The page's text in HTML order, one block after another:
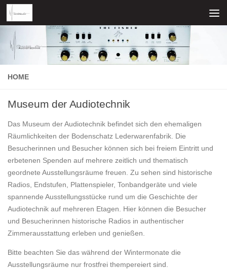
Zum Inhalt springen
HOME
Museum der Audiotechnik
Das Museum der Audiotechnik befindet sich den ehemaligen
Räumlichkeiten der Bodenschatz Lederwarenfabrik. Die
Besucherinnen und Besucher können sich bei freiem Eintritt und
erbetenen Spenden auf mehrere zeitlich und thematisch
geordnete Ausstellungsräume freuen. Zu sehen sind historische
Radios, Endstufen, Plattenspieler, Tonbandgeräte und viele
spannende Ausstellungsstücke rund um die Geschichte der
Audiotechnik auf mehreren Etagen. Hier können die Besucher
und Besucherinnen historische Radios in authentischer
Zimmerausstattung erleben und genießen.
Bitte beachten Sie das während der Wintermonate die
Ausstellungsräume nur frostfrei thempereiert sind.